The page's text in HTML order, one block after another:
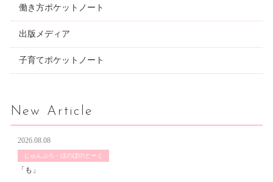
働き方ポケットノート
出版メディア
子育てポケットノート
New Article
2026.08.08
じゅんぶろ・ほのぼのとーく
「も」